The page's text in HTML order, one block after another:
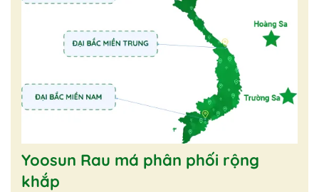
Yoosun Rau má phân phối rộng
khắp